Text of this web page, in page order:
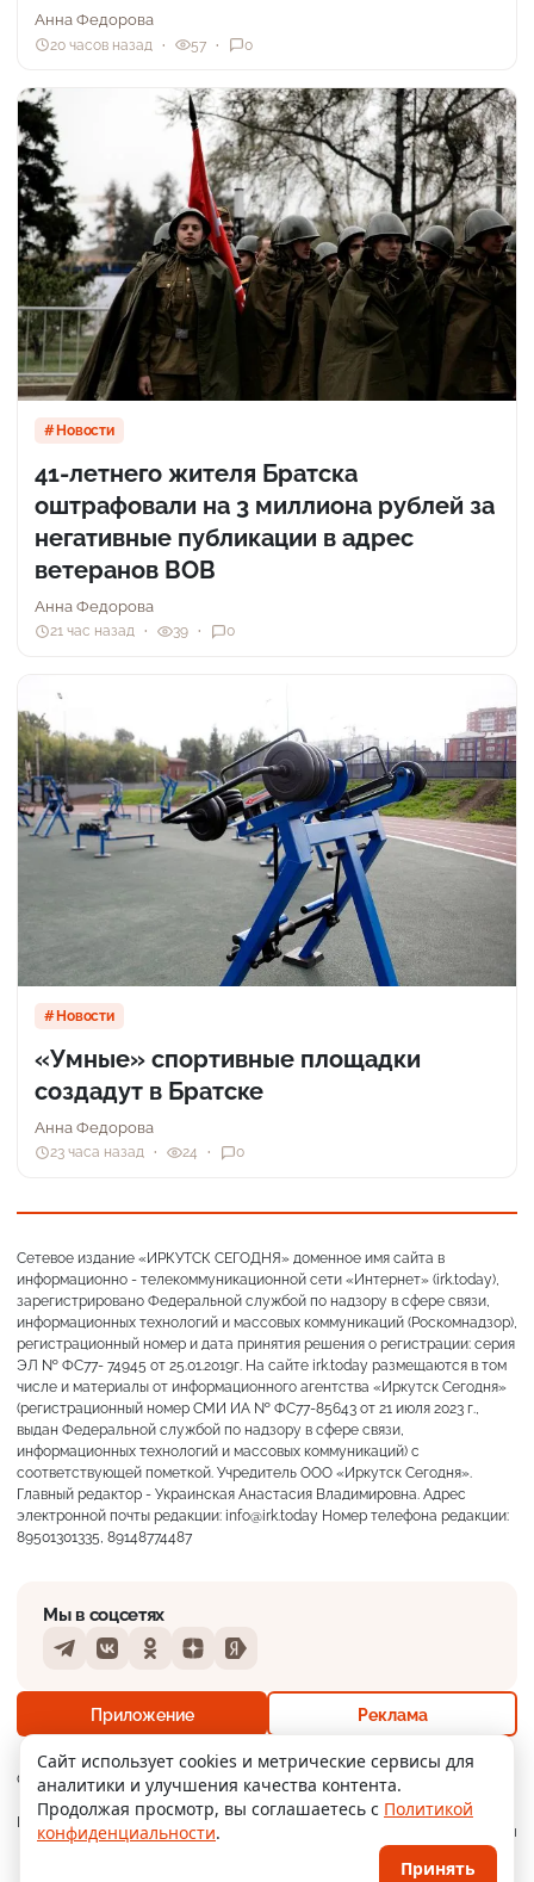
+23° Ощущается как +23
5 м/с 756 мм 87%
Анна Федорова
20 часов назад 57 0
Новости
41-летнего жителя Братска
оштрафовали на 3 миллиона рублей за
негативные публикации в адрес
ветеранов ВОВ
Анна Федорова
21 час назад 39 0
Новости
«Умные» спортивные площадки
создадут в Братске
Анна Федорова
23 часа назад 24 0
Сетевое издание «ИРКУТСК СЕГОДНЯ» доменное имя сайта в
информационно - телекоммуникационной сети «Интернет» (irk.today),
зарегистрировано Федеральной службой по надзору в сфере связи,
информационных технологий и массовых коммуникаций (Роскомнадзор),
регистрационный номер и дата принятия решения о регистрации: серия
ЭЛ № ФС77- 74945 от 25.01.2019г. На сайте irk.today размещаются в том
числе и материалы от информационного агентства «Иркутск Сегодня»
(регистрационный номер СМИ ИА № ФС77-85643 от 21 июля 2023 г.,
выдан Федеральной службой по надзору в сфере связи,
информационных технологий и массовых коммуникаций) с
соответствующей пометкой. Учредитель ООО «Иркутск Сегодня».
Главный редактор - Украинская Анастасия Владимировна. Адрес
электронной почты редакции: info@irk.today Номер телефона редакции:
89501301335, 89148774487
О нас Контакты Прислать новость
Реклама
Мобильное
приложение
Политика
конфиденциальности
Мы в соцсетях
TelegramVKontakteOdnoklassniki
DzenYandex
Приложение Реклама
Сайт использует cookies и метрические сервисы для
аналитики и улучшения качества контента.
Продолжая просмотр, вы соглашаетесь с Политикой
конфиденциальности.
Принять